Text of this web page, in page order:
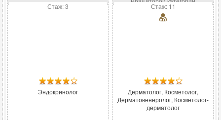
Стаж: 3
Эндокринолог
Стаж: 11
Дерматолог, Косметолог,
Дерматовенеролог, Косметолог-
дерматолог